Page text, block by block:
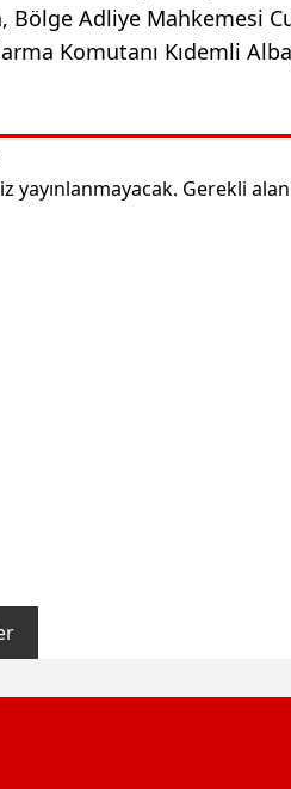
Bölge Adliye Mahkemesi
Komutanı Kıdemli
yayınlanmayacak. Gerekli